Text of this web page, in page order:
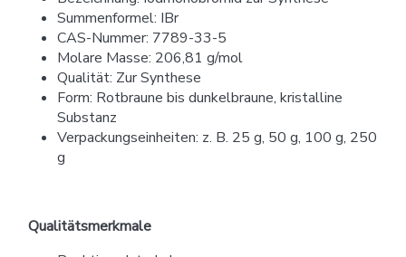
Summenformel: IBr
CAS-Nummer: 7789-33-5
Molare Masse: 206,81 g/mol
Qualität: Zur Synthese
Form: Rotbraune bis dunkelbraune, kristalline
Substanz
Verpackungseinheiten: z. B. 25 g, 50 g, 100 g, 250
g
Qualitätsmerkmale